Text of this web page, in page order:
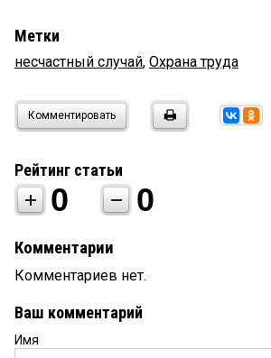
Метки
несчастный случай, Охрана труда
Комментировать
Рейтинг статьи
0 0
Комментарии
Комментариев нет.
Ваш комментарий
Имя